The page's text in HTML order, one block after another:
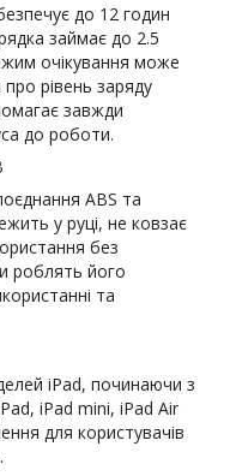
до 12 годин
займає до 2.5
очікування може
рівень заряду
завжди
до роботи.
ABS та
у руці, не ковзає
без
роблять його
та
iPad, починаючи з
iPad mini, iPad Air
для користувачів